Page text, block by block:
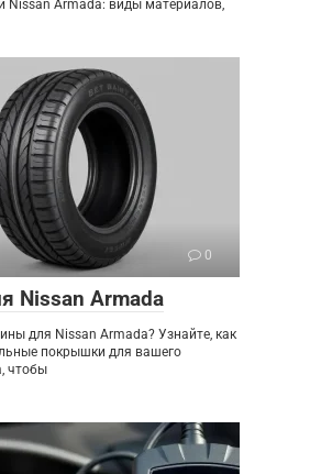
Nissan Armada: виды материалов,
0
Nissan Armada
для Nissan Armada? Узнайте, как
покрышки для вашего
чтобы